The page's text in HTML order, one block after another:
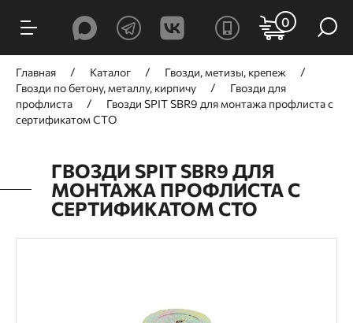
0
Главная Каталог
Гвозди, метизы, крепеж
Гвозди по бетону, металлу, кирпичу
Гвозди для
профлиста
Гвозди SPIT SBR9 для монтажа профлиста с
сертификатом СТО
ГВОЗДИ SPIT SBR9 ДЛЯ
МОНТАЖА ПРОФЛИСТА С
СЕРТИФИКАТОМ СТО